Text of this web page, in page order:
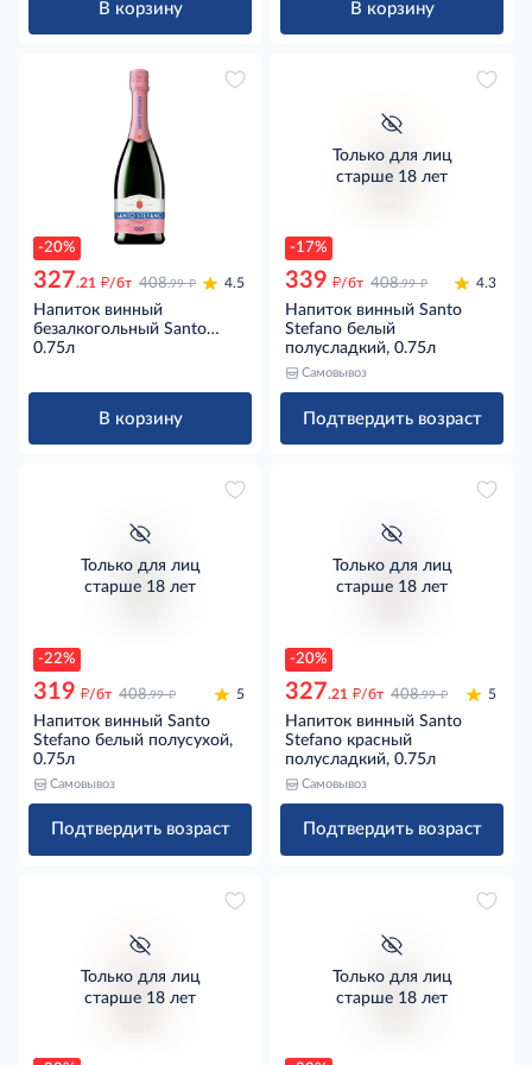
В корзину В корзину
-20%
327.21 д/бт 408.99 д 4.5
Напиток винный
безалкогольный Santo
Stefano Rose Brut розовый
0.75л
В корзину
-17%
Только для лиц
старше 18 лет
339 д/бт 408.99 д 4.3
Напиток винный Santo
Stefano белый
полусладкий, 0.75л
Самовывоз
Подтвердить возраст
-22%
Только для лиц
старше 18 лет
319 д/бт 408.99 д 5
Напиток винный Santo
Stefano белый полусухой,
0.75л
Самовывоз
Подтвердить возраст
-20%
Только для лиц
старше 18 лет
327.21 д/бт 408.99 д 5
Напиток винный Santo
Stefano красный
полусладкий, 0.75л
Самовывоз
Подтвердить возраст
Только для лиц
старше 18 лет
Только для лиц
старше 18 лет